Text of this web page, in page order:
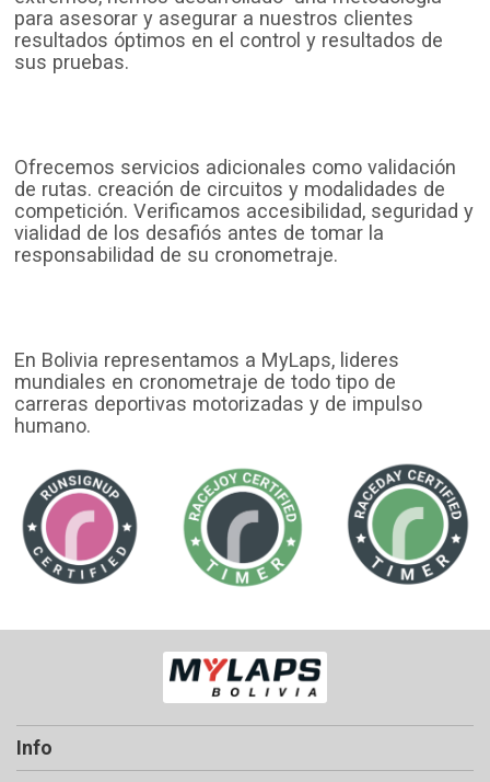
para asesorar y asegurar a nuestros clientes
resultados óptimos en el control y resultados de
sus pruebas.
Ofrecemos servicios adicionales como validación
de rutas. creación de circuitos y modalidades de
competición. Verificamos accesibilidad, seguridad y
vialidad de los desafiós antes de tomar la
responsabilidad de su cronometraje.
En Bolivia representamos a MyLaps, lideres
mundiales en cronometraje de todo tipo de
carreras deportivas motorizadas y de impulso
humano.
Info